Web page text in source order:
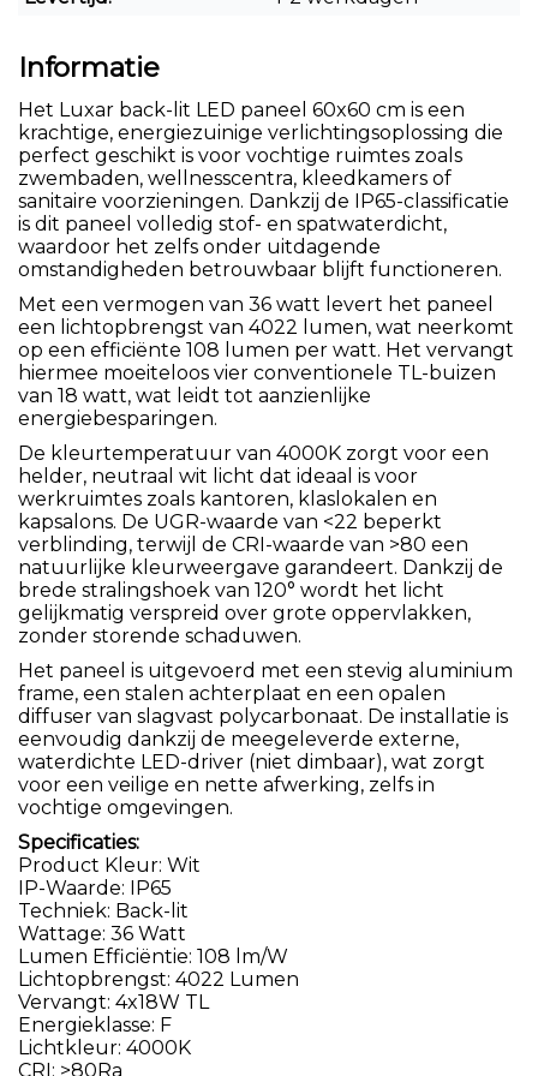
Informatie
Het Luxar back-lit LED paneel 60x60 cm is een
krachtige, energiezuinige verlichtingsoplossing die
perfect geschikt is voor vochtige ruimtes zoals
zwembaden, wellnesscentra, kleedkamers of
sanitaire voorzieningen. Dankzij de IP65-classificatie
is dit paneel volledig stof- en spatwaterdicht,
waardoor het zelfs onder uitdagende
omstandigheden betrouwbaar blijft functioneren.
Met een vermogen van 36 watt levert het paneel
een lichtopbrengst van 4022 lumen, wat neerkomt
op een efficiënte 108 lumen per watt. Het vervangt
hiermee moeiteloos vier conventionele TL-buizen
van 18 watt, wat leidt tot aanzienlijke
energiebesparingen.
De kleurtemperatuur van 4000K zorgt voor een
helder, neutraal wit licht dat ideaal is voor
werkruimtes zoals kantoren, klaslokalen en
kapsalons. De UGR-waarde van <22 beperkt
verblinding, terwijl de CRI-waarde van >80 een
natuurlijke kleurweergave garandeert. Dankzij de
brede stralingshoek van 120° wordt het licht
gelijkmatig verspreid over grote oppervlakken,
zonder storende schaduwen.
Het paneel is uitgevoerd met een stevig aluminium
frame, een stalen achterplaat en een opalen
diffuser van slagvast polycarbonaat. De installatie is
eenvoudig dankzij de meegeleverde externe,
waterdichte LED-driver (niet dimbaar), wat zorgt
voor een veilige en nette afwerking, zelfs in
vochtige omgevingen.
Specificaties:
Product Kleur: Wit
IP-Waarde: IP65
Techniek: Back-lit
Wattage: 36 Watt
Lumen Efficiëntie: 108 lm/W
Lichtopbrengst: 4022 Lumen
Vervangt: 4x18W TL
Energieklasse: F
Lichtkleur: 4000K
CRI: >80Ra